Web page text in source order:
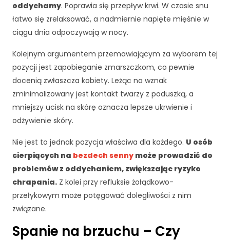
oddychamy. Poprawia się przepływ krwi. W czasie snu
łatwo się zrelaksować, a nadmiernie napięte mięśnie w
ciągu dnia odpoczywają w nocy.
Kolejnym argumentem przemawiającym za wyborem tej
pozycji jest zapobieganie zmarszczkom, co pewnie
docenią zwłaszcza kobiety. Leżąc na wznak
zminimalizowany jest kontakt twarzy z poduszką, a
mniejszy ucisk na skórę oznacza lepsze ukrwienie i
odżywienie skóry.
Nie jest to jednak pozycja właściwa dla każdego. U osób
cierpiących na bezdech senny może prowadzić do
problemów z oddychaniem, zwiększając ryzyko
chrapania. Z kolei przy refluksie żołądkowo-
przełykowym może potęgować dolegliwości z nim
związane.
Spanie na brzuchu – Czy
c
z
n
T
e
li
ki
c
o
ki
e
i
e
s
p
c